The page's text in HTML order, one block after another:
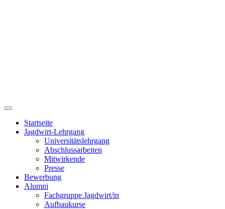
Startseite
Jagdwirt-Lehrgang
Universitätslehrgang
Abschlussarbeiten
Mitwirkende
Presse
Bewerbung
Alumni
Fachgruppe Jagdwirt/in
Aufbaukurse